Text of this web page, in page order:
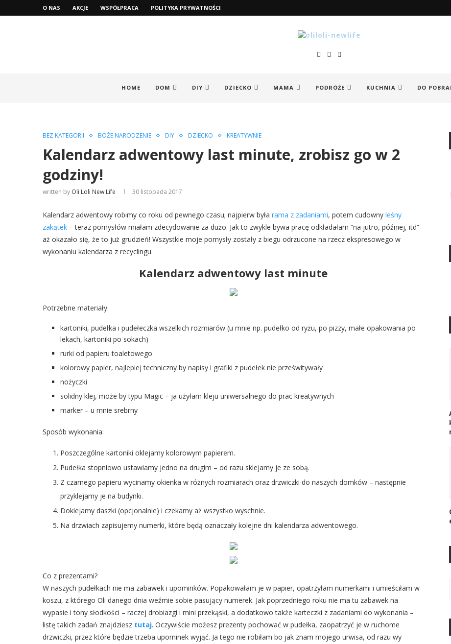
O NAS AKCJE WSPÓŁPRACA POLITYKA PRYWATNOŚCI
HOME DOM DIY DZIECKO MAMA PODRÓŻE KUCHNIA DO
BEZ KATEGORII BOŻE NARODZENIE DIY DZIECKO KREATYWNIE
Kalendarz adwentowy last minute, zrobisz go w 2
godziny!
written by Oli Loli New Life 30 listopada 2017
Kalendarz adwentowy robimy co roku od pewnego czasu; najpierw była rama z zadaniami, potem cudowny leśny
zakątek – teraz pomysłów miałam zdecydowanie za dużo. Jak to zwykle bywa pracę odkładałam “na jutro, później, itd”
aż okazało się, że to już grudzień! Wszystkie moje pomysły zostały z biegu odrzucone na rzecz ekspresowego w
wykonaniu kalendarza z recyclingu.
Kalendarz adwentowy last minute
Potrzebne materiały:
kartoniki, pudełka i pudełeczka wszelkich rozmiarów (u mnie np. pudełko od ryżu, po pizzy, małe opakowania po
lekach, kartoniki po sokach)
rurki od papieru toaletowego
kolorowy papier, najlepiej techniczny by napisy i grafiki z pudełek nie prześwitywały
nożyczki
solidny klej, może by typu Magic – ja użyłam kleju uniwersalnego do prac kreatywnych
marker – u mnie srebrny
Sposób wykonania:
Poszczególne kartoniki oklejamy kolorowym papierem.
Pudełka stopniowo ustawiamy jedno na drugim – od razu sklejamy je ze sobą.
Z czarnego papieru wycinamy okienka w różnych rozmiarach oraz drzwiczki do naszych domków – następnie
przyklejamy je na budynki.
Doklejamy daszki (opcjonalnie) i czekamy aż wszystko wyschnie.
Na drzwiach zapisujemy numerki, które będą oznaczały kolejne dni kalendarza adwentowego.
Co z prezentami?
W naszych pudełkach nie ma zabawek i upominków. Popakowałam je w papier, opatrzyłam numerkami i umieściłam w
koszu, z którego Oli danego dnia weźmie sobie pasujący numerek. Jak poprzedniego roku nie ma tu zabawek na
wypasie i tony słodkości – raczej drobiazgi i mini przekąski, a dodatkowo także karteczki z zadaniami do wykonania –
listę takich zadań znajdziesz tutaj. Oczywiście możesz prezenty pochować w pudełka, zaopatrzyć je w ruchome
drzwiczki, przez które będzie trzeba upominek wyjąć. Ja tego nie robiłam bo jak znam mojego urwisa, od razu wy